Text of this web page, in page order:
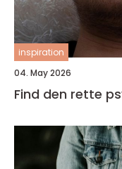
inspiration
04. May 2026
Find den rette